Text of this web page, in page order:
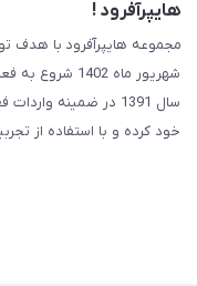
هایپرآفرود !
مجموعه هایپرآفرود با هدف
شهریور ماه
سال 1391 در ضمینه
خود کرده و با استفاده از